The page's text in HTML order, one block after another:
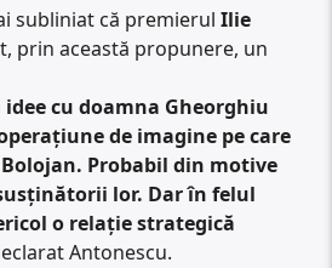
subliniat că premierulIlie
prin această propunere, un
idee cu doamna Gheorghiu
de imagine pe care
Probabil din motive
lor. Dar în felul
o relație strategică
Antonescu.